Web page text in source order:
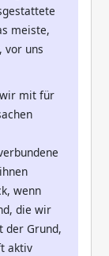
meiste,
vor uns
mit für
wenn
die wir
der Grund,
aktiv